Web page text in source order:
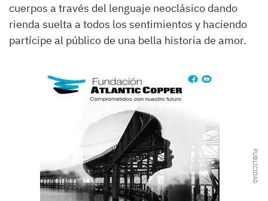
cuerpos a través del lenguaje neoclásico dando
rienda suelta a todos los sentimientos y haciendo
partícipe al público de una bella historia de amor.